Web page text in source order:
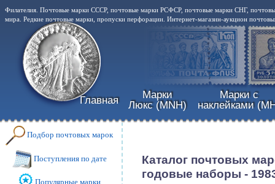
Филателия. Почтовые марки СССР, почтовые марки РСФСР, почтовые марки СНГ,
мира. Редкие почтовые марки, пропуски перфорации. Интернет-магазин-аукцион
Главная
Марки
Люкс (MNH)
Марки с
наклейками
Подбор почтовых марок
Поступления по дате
Популярные марки
Каталог почтовых
годовые наборы -